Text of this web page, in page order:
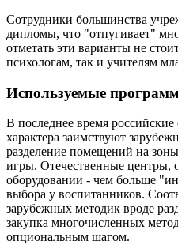
Сотрудники большинства
дипломы, что "отпугивает"
отметать эти варианты не
психологам, так и учителям
Используемые
В последнее время
характера заимствуют
разделение помещений на
игры. Отечественные центры,
оборудовании - чем больше
выбора у воспитанников.
зарубежных методик вроде
закупка многочисленных
опциональным шагом.